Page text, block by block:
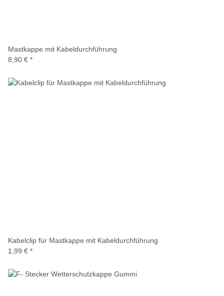
Mastkappe mit Kabeldurchführung
8,90 € *
Kabelclip für Mastkappe mit Kabeldurchführung
1,99 € *